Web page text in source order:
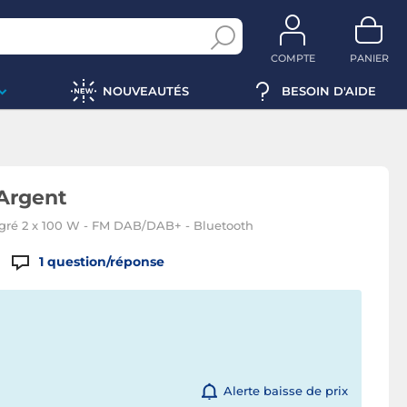
COMPTE PANIER
NOUVEAUTÉS BESOIN D'AIDE
2 x 100 W - FM DAB/DAB+ - Bluetooth
1 question/réponse
Alerte baisse de prix